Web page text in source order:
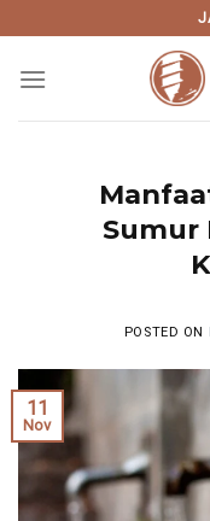
to
content
Sumur
POSTED ON
11
Nov